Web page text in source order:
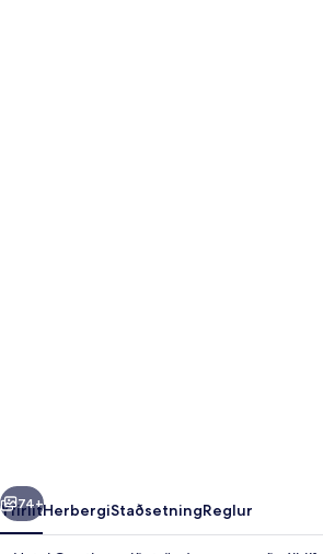
Næsta
74+
YfirlitHerbergiStaðsetningReglur